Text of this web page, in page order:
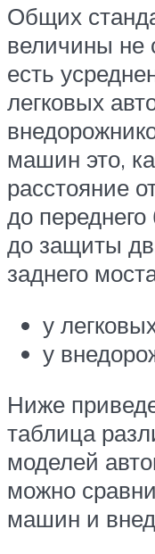
Общих
величины не
есть
легковых
машин это,
расстояние
до
до защиты
заднего
у
у
Ниже
таблица
моделей
можно
машин и